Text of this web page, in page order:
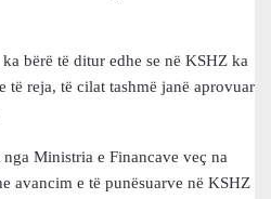
bërë të ditur edhe se në KSHZ ka
të reja, të cilat tashmë janë aprovuar
Ministria e Financave veç na
avancim e të punësuarve në KSHZ